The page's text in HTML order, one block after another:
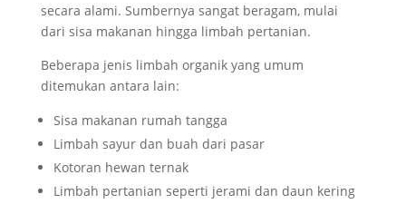
secara alami. Sumbernya sangat beragam, mulai
dari sisa makanan hingga limbah pertanian.
Beberapa jenis limbah organik yang umum
ditemukan antara lain:
Sisa makanan rumah tangga
Limbah sayur dan buah dari pasar
Kotoran hewan ternak
Limbah pertanian seperti jerami dan daun kering